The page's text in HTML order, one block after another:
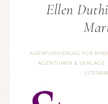
Ellen
AGENTUR/VERLAG FÜR
AGENTUREN & VERLAGE